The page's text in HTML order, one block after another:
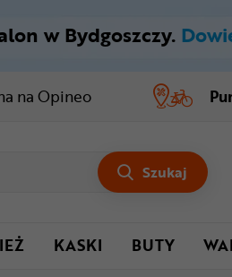
w Bydgoszczy.
na Opineo
Szukaj
KASKI BUTY